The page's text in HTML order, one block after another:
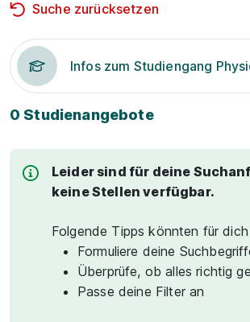
Suche zurücksetzen
Infos zum Studiengang
0 Studienangebote
Leider sind für deine
keine Stellen verfügbar.
Folgende Tipps könnten für
Formuliere deine
Überprüfe, ob alles richtig
Passe deine Filter an